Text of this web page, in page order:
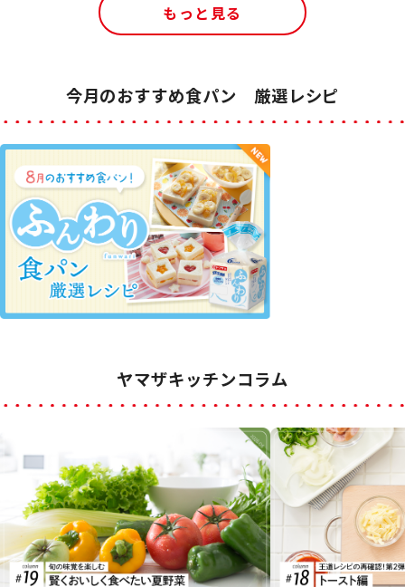
もっと見る
今月のおすすめ食パン 厳選レシピ
ヤマザキッチンコラム